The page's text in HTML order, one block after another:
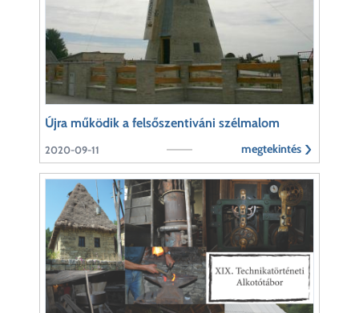
Újra működik a felsőszentiváni szélmalom
megtekintés
2020-09-11